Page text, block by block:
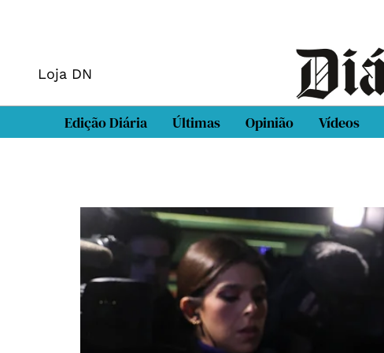
Loja DN
Edição Diária Últimas Opinião Vídeos